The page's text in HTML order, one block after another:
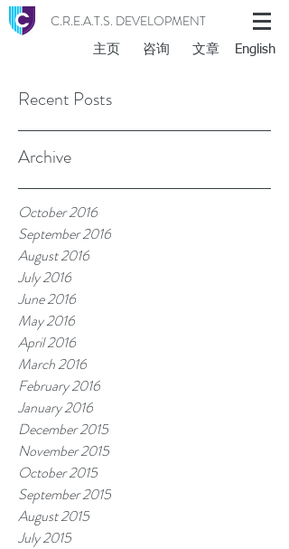
C.R.E.A.T.S. DEVELOPMENT
主页 咨询 文章 English
Recent Posts
Archive
October 2016
September 2016
August 2016
July 2016
June 2016
May 2016
April 2016
March 2016
February 2016
January 2016
December 2015
November 2015
October 2015
September 2015
August 2015
July 2015